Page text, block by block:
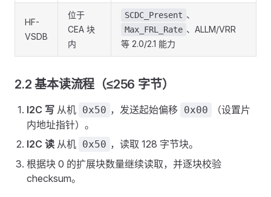
HF-
VSDB
位于
CEA 块
内
SCDC_Present 、
Max_FRL_Rate 、ALLM/VRR
等 2.0/2.1 能力
2.2 基本读流程（≤256 字节）
I2C 写 从机 0x50 ，发送起始偏移 0x00
（设置片
内地址指针）。
I2C 读 从机 0x50 ，读取 128 字节块。
根据块 0 的扩展块数量继续读取，并逐块校验
checksum。